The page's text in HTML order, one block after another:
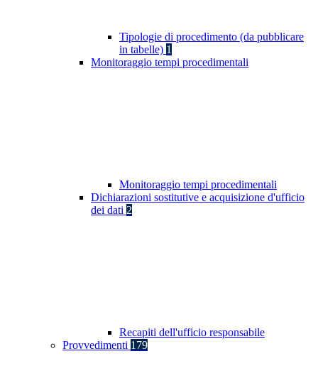
Tipologie di procedimento (da pubblicare
in tabelle) 1
Monitoraggio tempi procedimentali
Monitoraggio tempi procedimentali
Dichiarazioni sostitutive e acquisizione d'ufficio
dei dati 2
Recapiti dell'ufficio responsabile
Provvedimenti 179